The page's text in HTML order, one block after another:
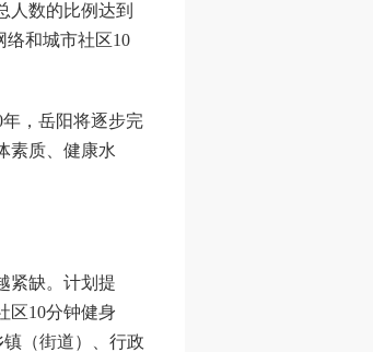
人数的比例达到
络和城市社区10
，岳阳将逐步完
素质、健康水
紧缺。计划提
区10分钟健身
（街道）、行政